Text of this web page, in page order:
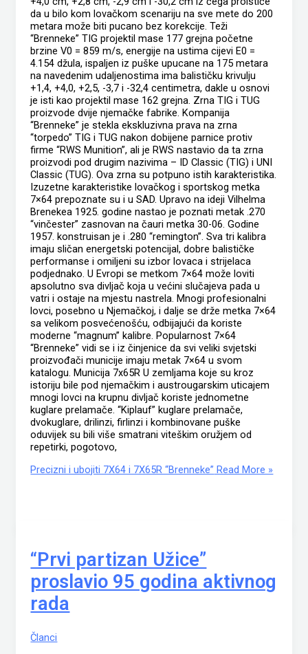
da u bilo kom lovačkom scenariju na sve mete do 200
metara može biti pucano bez korekcije. Teži
“Brenneke” TIG projektil mase 177 grejna početne
brzine V0 = 859 m/s, energije na ustima cijevi E0 =
4.154 džula, ispaljen iz puške upucane na 175 metara
na navedenim udaljenostima ima balističku krivulju
+1,4, +4,0, +2,5, -3,7 i -32,4 centimetra, dakle u osnovi
je isti kao projektil mase 162 grejna. Zrna TIG i TUG
proizvode dvije njemačke fabrike. Kompanija
“Brenneke” je stekla ekskluzivna prava na zrna
“torpedo” TIG i TUG nakon dobijene parnice protiv
firme “RWS Munition”, ali je RWS nastavio da ta zrna
proizvodi pod drugim nazivima – ID Classic (TIG) i UNI
Classic (TUG). Ova zrna su potpuno istih karakteristika.
Izuzetne karakteristike lovačkog i sportskog metka
7×64 prepoznate su i u SAD. Upravo na ideji Vilhelma
Brenekea 1925. godine nastao je poznati metak .270
“vinčester” zasnovan na čauri metka 30-06. Godine
1957. konstruisan je i .280 “remington”. Sva tri kalibra
imaju sličan energetski potencijal, dobre balističke
performanse i omiljeni su izbor lovaca i strijelaca
podjednako. U Evropi se metkom 7×64 može loviti
apsolutno sva divljač koja u većini slučajeva pada u
vatri i ostaje na mjestu nastrela. Mnogi profesionalni
lovci, posebno u Njemačkoj, i dalje se drže metka 7×64
sa velikom posvećenošću, odbijajući da koriste
moderne “magnum” kalibre. Popularnost 7×64
“Brenneke” vidi se i iz činjenice da svi veliki svjetski
proizvođači municije imaju metak 7×64 u svom
katalogu. Municija 7x65R U zemljama koje su kroz
istoriju bile pod njemačkim i austrougarskim uticajem
mnogi lovci na krupnu divljač koriste jednometne
kuglare prelamače. “Kiplauf” kuglare prelamače,
dvokuglare, drilinzi, firlinzi i kombinovane puške
oduvijek su bili više smatrani viteškim oružjem od
repetirki, pogotovo,
Precizni i ubojiti 7X64 i 7X65R “Brenneke” Read More »
“Prvi partizan Užice”
proslavio 95 godina aktivnog
rada
Članci